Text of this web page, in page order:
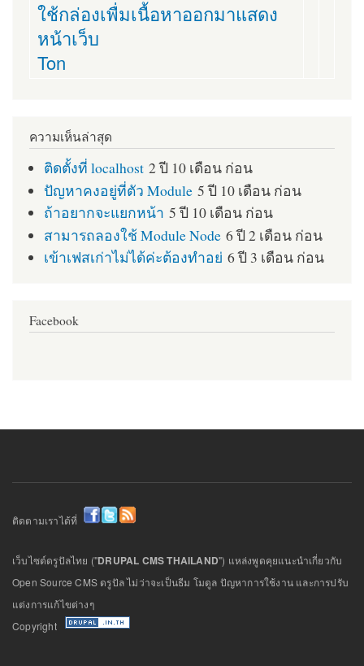
ใช้กล่องเพื่มเนื้อหาออกมาแสดง
หน้าเว็บ
Ton
ความเห็นล่าสุด
ติดตั้งที่ localhost 2 ปี 10 เดือน ก่อน
ปัญหาคงอยู่ที่ตัว Module 5 ปี 10 เดือน ก่อน
ถ้าอยากจะแยกหน้า 5 ปี 10 เดือน ก่อน
สามารถลองใช้ Module Node 6 ปี 2 เดือน ก่อน
เข้าเฟสเก่าไม่ได้ค่ะต้องทำอย่ 6 ปี 3 เดือน ก่อน
Facebook
ติดตามเราได้ที่
เว็บไซต์ดรูปัลไทย ("DRUPAL CMS THAILAND") แหล่งพูดคุยแนะนำเกี่ยวกับ
Open Source CMS ดรูปัล ไม่ว่าจะเป็นธีม โมดูล ปัญหาการใช้งาน และการปรับ
แต่งการแก้ไขต่างๆ
Copyright